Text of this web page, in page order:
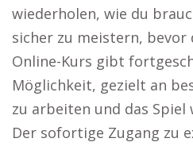
wiederholen, wie du
sicher zu meistern, bevor
Online-Kurs gibt
Möglichkeit, gezielt an
zu arbeiten und das Spiel
Der sofortige Zugang zu